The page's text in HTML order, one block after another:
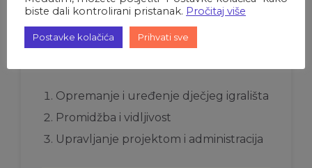
Opremanje i uređenje dječjeg igrališta
Promidžba i vidljivost
Upravljanje projektom i administracija
biste dali kontrolirani pristanak. Pročitaj više
Postavke kolačića Prihvati sve